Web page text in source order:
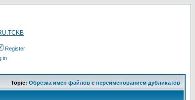
Register
in
Topic: Обрезка имен файлов с переименованием дубликатов